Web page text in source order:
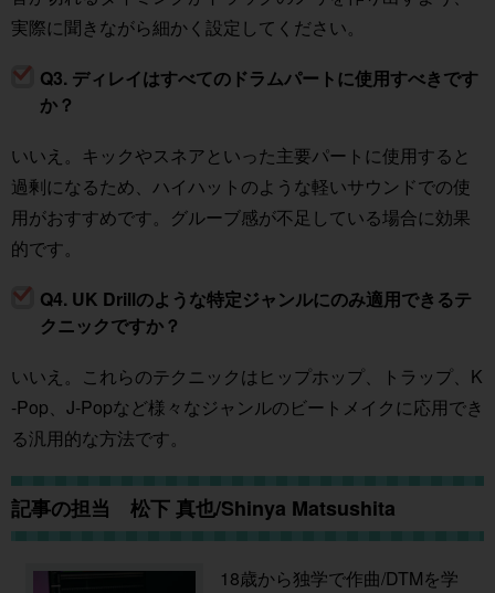
実際に聞きながら細かく設定してください。
Q3. ディレイはすべてのドラムパートに使用すべきです
か？
いいえ。キックやスネアといった主要パートに使用すると
過剰になるため、ハイハットのような軽いサウンドでの使
用がおすすめです。グルーブ感が不足している場合に効果
的です。
Q4. UK Drillのような特定ジャンルにのみ適用できるテ
クニックですか？
いいえ。これらのテクニックはヒップホップ、トラップ、K
-Pop、J-Popなど様々なジャンルのビートメイクに応用でき
る汎用的な方法です。
記事の担当 松下 真也/Shinya Matsushita
18歳から独学で作曲/DTMを学